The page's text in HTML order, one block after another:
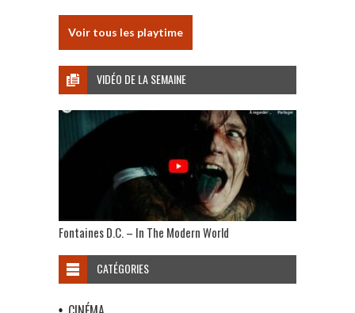
Voir tous les playtime
VIDÉO DE LA SEMAINE
Fontaines D.C. – In The Modern World
CATÉGORIES